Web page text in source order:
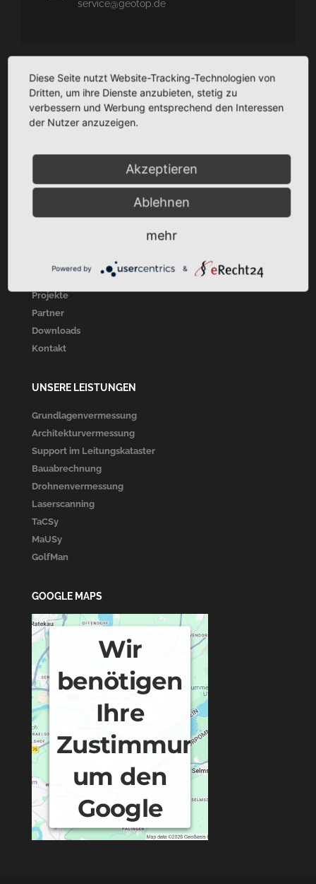
service@geotop.de
GEOTOP
Ingenieurvermessung und Architekturvermessung - CAD-
Planungssupport - Dokumentation
Liegenschaftsmanagement
SITEMAP
Unsere Leistungen
Projekte
Partner
Downloads
Kontakt
UNSERE LEISTUNGEN
Grundlagenvermessung
Architekturvermessung
Support im Leitungskataster
Bauabrechnung
Drohnenvermessung
Laserscanning
TaCSy
MaUSy
GolfMan
GOOGLE MAPS
Wir
benötigen
Ihre
Zustimmung,
um den
Google
Maps-
Diese Seite nutzt Website-Tracking-Technologien von
Dritten, um ihre Dienste anzubieten, stetig zu
verbessern und Werbung entsprechend den Interessen
der Nutzer anzuzeigen.
Akzeptieren
Ablehnen
mehr
Powered by &